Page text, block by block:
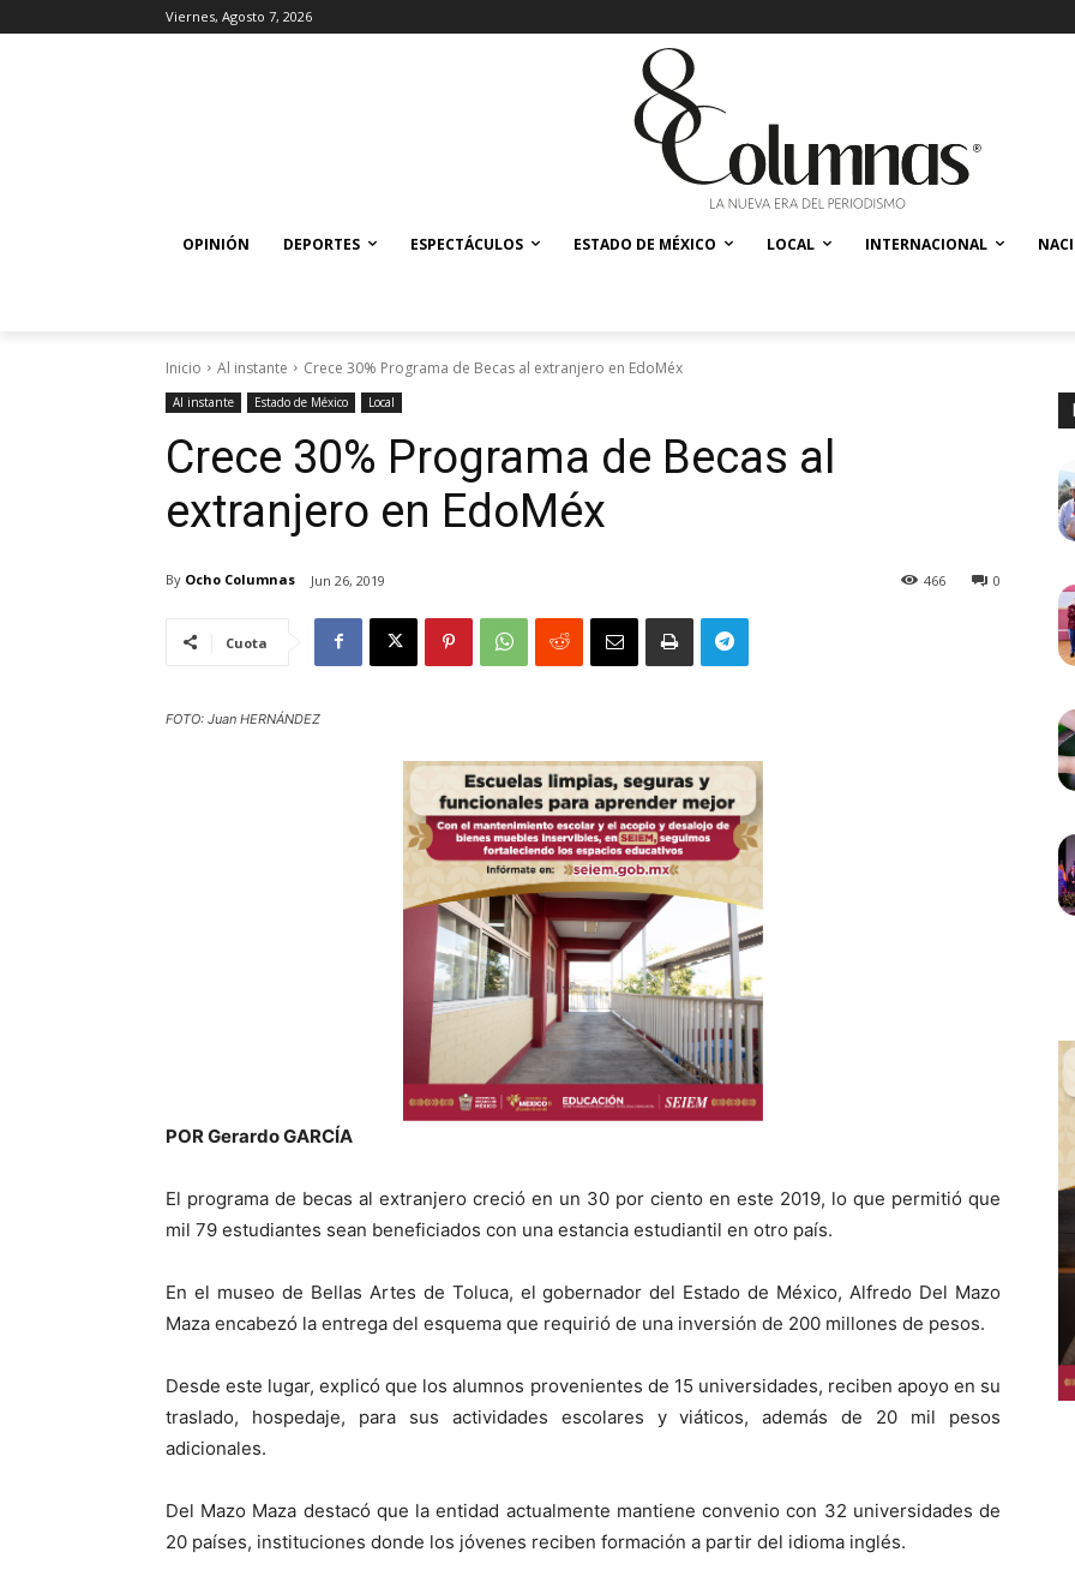
Viernes, Agosto 7, 2026
OPINIÓN DEPORTES ESPECTÁCULOS ESTADO DE MÉXICO LOCAL INTERNACIONAL
Inicio Al instante Crece 30% Programa de Becas al extranjero en EdoMéx
Al instante Estado de México Local
Crece 30% Programa de Becas al
extranjero en EdoMéx
By Ocho Columnas Jun 26, 2019 0
466
Cuota
FOTO: Juan HERNÁNDEZ
POR Gerardo GARCÍA
El programa de becas al extranjero creció en un 30 por ciento en este 2019, lo que permitió que
mil 79 estudiantes sean beneficiados con una estancia estudiantil en otro país.
En el museo de Bellas Artes de Toluca, el gobernador del Estado de México, Alfredo Del Mazo
Maza encabezó la entrega del esquema que requirió de una inversión de 200 millones de pesos.
Desde este lugar, explicó que los alumnos provenientes de 15 universidades, reciben apoyo en su
traslado, hospedaje, para sus actividades escolares y viáticos, además de 20 mil pesos
adicionales.
Del Mazo Maza destacó que la entidad actualmente mantiene convenio con 32 universidades de
20 países, instituciones donde los jóvenes reciben formación a partir del idioma inglés.